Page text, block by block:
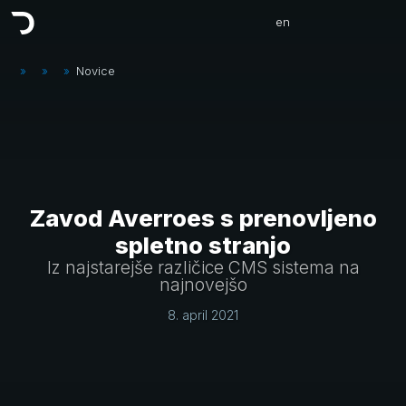
en
» » » Novice
Zavod Averroes s prenovljeno
spletno stranjo
Iz najstarejše različice CMS sistema na
najnovejšo
8. april 2021